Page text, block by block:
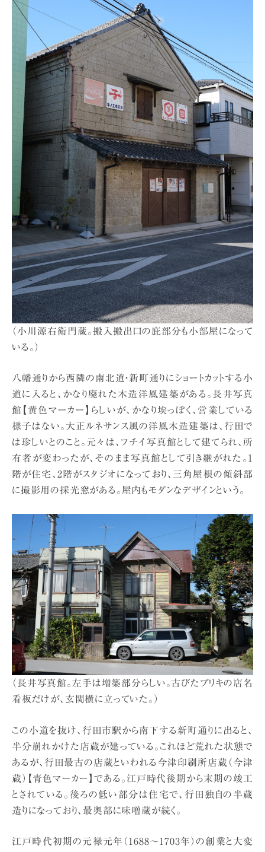
（小川源右衛門蔵。搬入搬出口の庇部分も小部屋になって
いる。）
八幡通りから西隣の南北道・新町通りにショートカットする小
道に入ると、かなり廃れた木造洋風建築がある。長井写真
館【黄色マーカー】らしいが、かなり埃っぽく、営業している
様子はない。大正ルネサンス風の洋風木造建築は、行田で
は珍しいとのこと。元々は、フチイ写真館として建てられ、所
有者が変わったが、そのまま写真館として引き継がれた。1
階が住宅、2階がスタジオになっており、三角屋根の傾斜部
に撮影用の採光窓がある。屋内もモダンなデザインという。
（長井写真館。左手は増築部分らしい。古びたブリキの店名
看板だけが、玄関横に立っていた。）
この小道を抜け、行田市駅から南下する新町通りに出ると、
半分崩れかけた店蔵が建っている。これほど荒れた状態で
あるが、行田最古の店蔵といわれる今津印刷所店蔵（今津
蔵）【青色マーカー】である。江戸時代後期から末期の竣工
とされている。後ろの低い部分は住宅で、行田独自の半蔵
造りになっており、最奥部に味噌蔵が続く。
江戸時代初期の元禄元年（1688〜1703年）の創業と大変